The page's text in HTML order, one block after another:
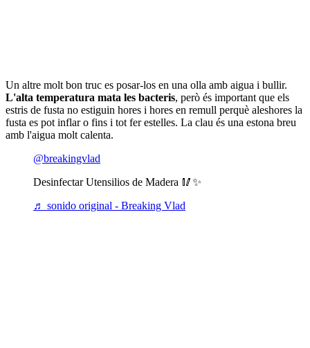
Un altre molt bon truc es posar-los en una olla amb aigua i bullir.
L'alta temperatura mata les bacteris, però és important que els
estris de fusta no estiguin hores i hores en remull perquè aleshores la
fusta es pot inflar o fins i tot fer estelles. La clau és una estona breu
amb l'aigua molt calenta.
@breakingvlad
Desinfectar Utensilios de Madera 🥢✨
♬ sonido original - Breaking Vlad